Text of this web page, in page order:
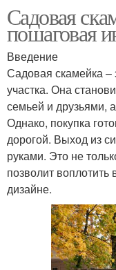
Садовая
пошаговая
Введение
Садовая скамейка –
участка. Она
семьей и друзьями,
Однако, покупка
дорогой. Выход из
руками. Это не
позволит
дизайне.